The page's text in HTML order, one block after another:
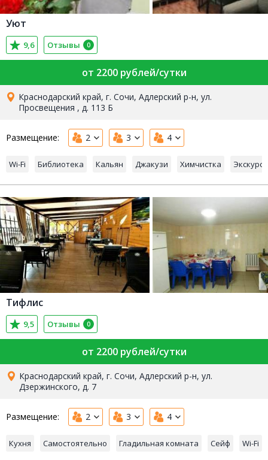
Уют
9,6 Отзывы 0
от 2200 рублей/сутки
Краснодарский край, г. Сочи, Адлерский р-н, ул.
Просвещения , д. 113 Б
Размещение: 2 3 4
Wi-Fi Библиотека Кальян Джакузи Химчистка
Тифлис
9,5 Отзывы 0
от 2200 рублей/сутки
Краснодарский край, г. Сочи, Адлерский р-н, ул.
Дзержинского, д. 7
Размещение: 2 3 4
Кухня Самостоятельно Гладильная комната Сейф Wi-Fi